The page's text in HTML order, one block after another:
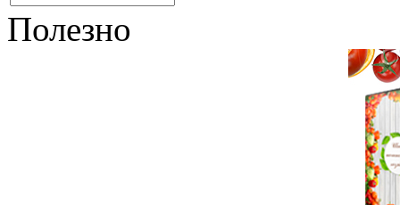
Полезно